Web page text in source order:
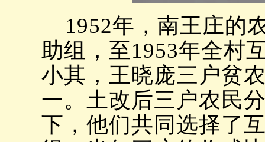
1952年，南王庄的
助组，至1953年全村
小其，王晓庞三户贫
一。土改后三户农民
下，他们共同选择了